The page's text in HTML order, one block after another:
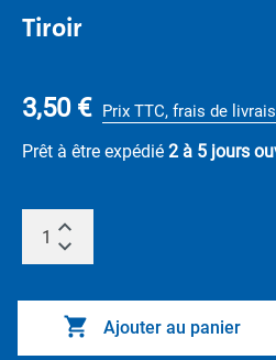
Tiroir
3,50 € Prix TTC, frais de
Prêt à être expédié 2 à 5 jours
Ajouter au panier